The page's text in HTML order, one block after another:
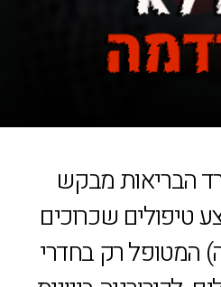
הבריאות מבקש
טיפולים שכרוכים
המטופל רק בחדרי